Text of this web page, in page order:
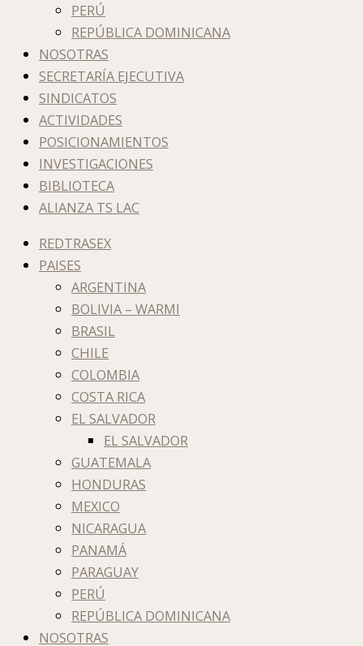
PERÚ
REPÚBLICA DOMINICANA
NOSOTRAS
SECRETARÍA EJECUTIVA
SINDICATOS
ACTIVIDADES
POSICIONAMIENTOS
INVESTIGACIONES
BIBLIOTECA
ALIANZA TS LAC
REDTRASEX
PAISES
ARGENTINA
BOLIVIA – WARMI
BRASIL
CHILE
COLOMBIA
COSTA RICA
EL SALVADOR
EL SALVADOR
GUATEMALA
HONDURAS
MEXICO
NICARAGUA
PANAMÁ
PARAGUAY
PERÚ
REPÚBLICA DOMINICANA
NOSOTRAS